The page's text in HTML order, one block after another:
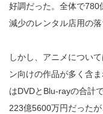
好調だった。全体で780
減少のレンタル店用の
しかし、アニメについ
ン向けの作品が多く含
はDVDとBlu‐rayの合計
223億5600万円だった